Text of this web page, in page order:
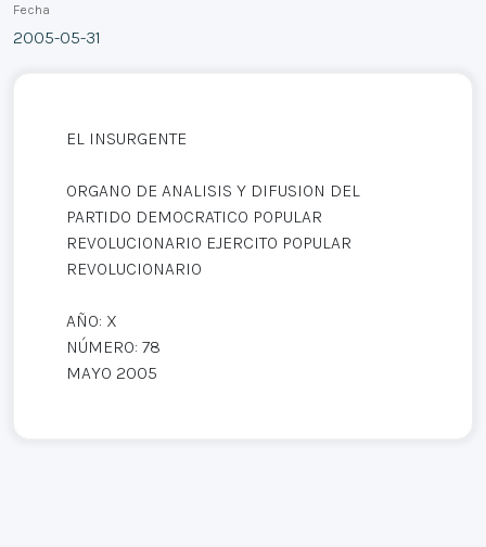
Fecha
2005-05-31
EL INSURGENTE
ORGANO DE ANALISIS Y DIFUSION DEL
PARTIDO DEMOCRATICO POPULAR
REVOLUCIONARIO EJERCITO POPULAR
REVOLUCIONARIO
AÑO: X
NÚMERO: 78
MAYO 2005